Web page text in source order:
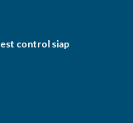
control siap